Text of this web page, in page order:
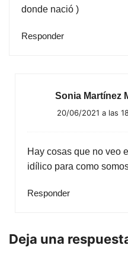
donde nació )
Responder
Sonia Martínez
20/06/2021 a las
Hay cosas que no veo
idílico para como
Responder
Deja una